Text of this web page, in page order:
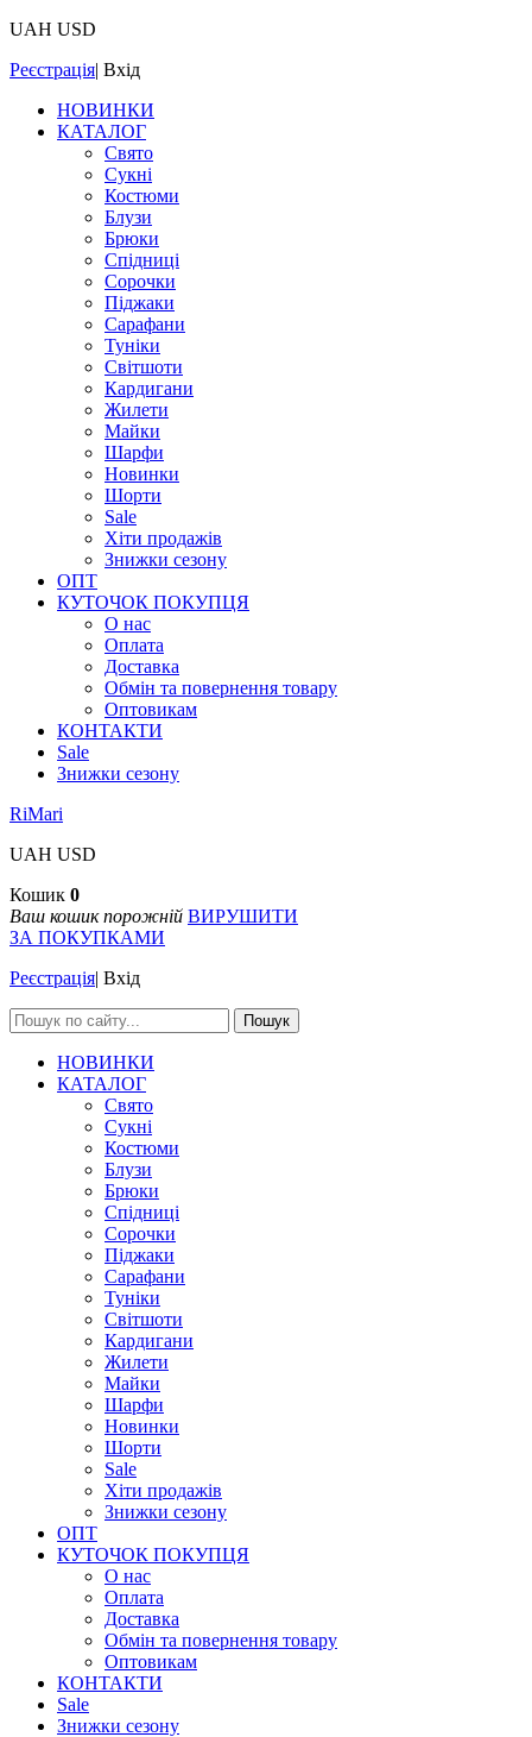
UAH USD
Реєстрація| Вхід
НОВИНКИ
КАТАЛОГ
Свято
Сукні
Костюми
Блузи
Брюки
Спідниці
Сорочки
Піджаки
Сарафани
Туніки
Світшоти
Кардигани
Жилети
Майки
Шарфи
Новинки
Шорти
Sale
Хіти продажів
Знижки сезону
ОПТ
КУТОЧОК ПОКУПЦЯ
О нас
Оплата
Доставка
Обмін та повернення товару
Оптовикам
КОНТАКТИ
Sale
Знижки сезону
RiMari
UAH USD
Кошик 0
Ваш кошик порожній ВИРУШИТИ
ЗА ПОКУПКАМИ
Реєстрація| Вхід
Пошук
НОВИНКИ
КАТАЛОГ
Свято
Сукні
Костюми
Блузи
Брюки
Спідниці
Сорочки
Піджаки
Сарафани
Туніки
Світшоти
Кардигани
Жилети
Майки
Шарфи
Новинки
Шорти
Sale
Хіти продажів
Знижки сезону
ОПТ
КУТОЧОК ПОКУПЦЯ
О нас
Оплата
Доставка
Обмін та повернення товару
Оптовикам
КОНТАКТИ
Sale
Знижки сезону